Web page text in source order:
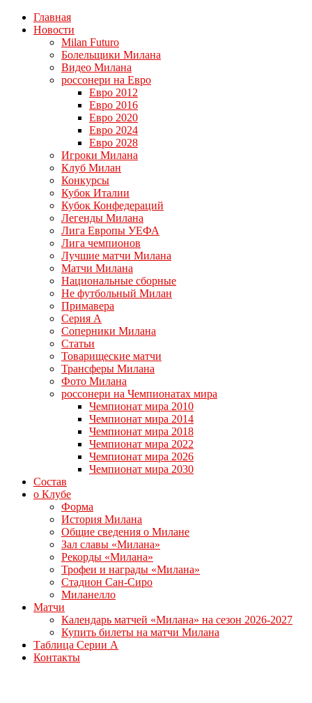
Главная
Новости
Milan Futuro
Болельщики Милана
Видео Милана
россонери на Евро
Евро 2012
Евро 2016
Евро 2020
Евро 2024
Евро 2028
Игроки Милана
Клуб Милан
Конкурсы
Кубок Италии
Кубок Конфедераций
Легенды Милана
Лига Европы УЕФА
Лига чемпионов
Лучшие матчи Милана
Матчи Милана
Национальные сборные
Не футбольный Милан
Примавера
Серия А
Соперники Милана
Статьи
Товарищеские матчи
Трансферы Милана
Фото Милана
россонери на Чемпионатах мира
Чемпионат мира 2010
Чемпионат мира 2014
Чемпионат мира 2018
Чемпионат мира 2022
Чемпионат мира 2026
Чемпионат мира 2030
Состав
о Клубе
Форма
История Милана
Общие сведения о Милане
Зал славы «Милана»
Рекорды «Милана»
Трофеи и награды «Милана»
Стадион Сан-Сиро
Миланелло
Матчи
Календарь матчей «Милана» на сезон 2026-2027
Купить билеты на матчи Милана
Таблица Серии А
Контакты